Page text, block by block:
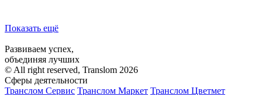
Показать ещё
Развиваем успех,
объединяя лучших
© All right reserved, Translom 2026
Сферы деятельности
Транслом Сервис Транслом Маркет Транслом Цветмет